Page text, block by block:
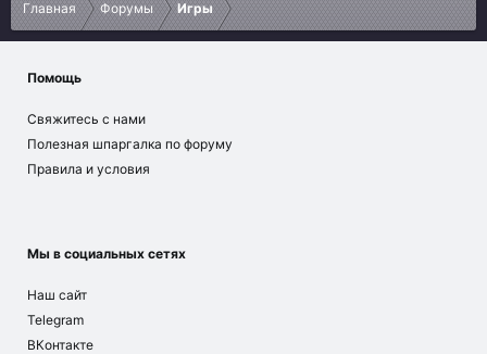
Главная Форумы Игры
Помощь
Свяжитесь с нами
Полезная шпаргалка по форуму
Правила и условия
Мы в социальных сетях
Наш сайт
Telegram
ВКонтакте